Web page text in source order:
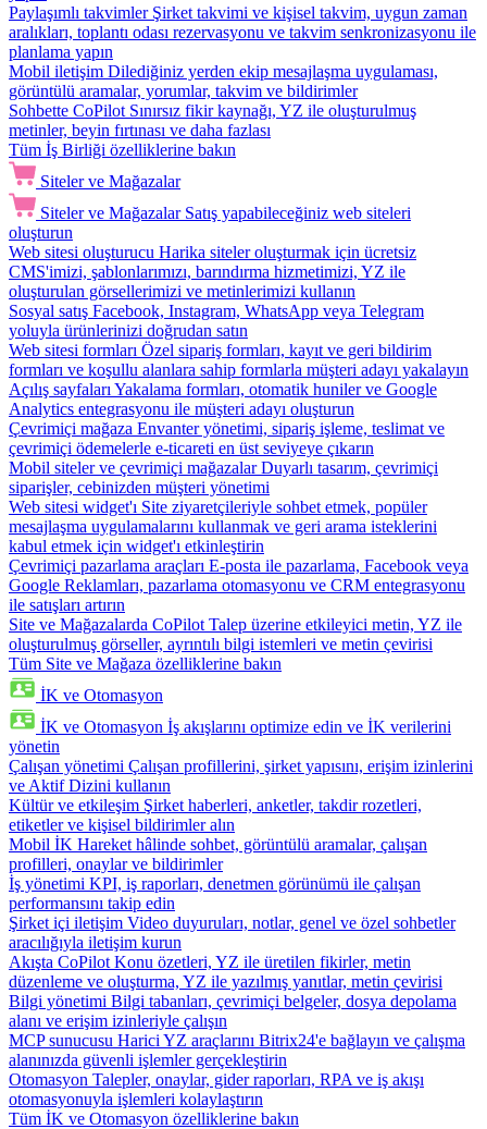
Paylaşımlı takvimler Şirket takvimi ve kişisel takvim, uygun zaman
aralıkları, toplantı odası rezervasyonu ve takvim senkronizasyonu ile
planlama yapın
Mobil iletişim Dilediğiniz yerden ekip mesajlaşma uygulaması,
görüntülü aramalar, yorumlar, takvim ve bildirimler
Sohbette CoPilot Sınırsız fikir kaynağı, YZ ile oluşturulmuş
metinler, beyin fırtınası ve daha fazlası
Tüm İş Birliği özelliklerine bakın
Siteler ve Mağazalar
Siteler ve Mağazalar Satış yapabileceğiniz web siteleri
oluşturun
Web sitesi oluşturucu Harika siteler oluşturmak için ücretsiz
CMS'imizi, şablonlarımızı, barındırma hizmetimizi, YZ ile
oluşturulan görsellerimizi ve metinlerimizi kullanın
Sosyal satış Facebook, Instagram, WhatsApp veya Telegram
yoluyla ürünlerinizi doğrudan satın
Web sitesi formları Özel sipariş formları, kayıt ve geri bildirim
formları ve koşullu alanlara sahip formlarla müşteri adayı yakalayın
Açılış sayfaları Yakalama formları, otomatik huniler ve Google
Analytics entegrasyonu ile müşteri adayı oluşturun
Çevrimiçi mağaza Envanter yönetimi, sipariş işleme, teslimat ve
çevrimiçi ödemelerle e-ticareti en üst seviyeye çıkarın
Mobil siteler ve çevrimiçi mağazalar Duyarlı tasarım, çevrimiçi
siparişler, cebinizden müşteri yönetimi
Web sitesi widget'ı Site ziyaretçileriyle sohbet etmek, popüler
mesajlaşma uygulamalarını kullanmak ve geri arama isteklerini
kabul etmek için widget'ı etkinleştirin
Çevrimiçi pazarlama araçları E-posta ile pazarlama, Facebook veya
Google Reklamları, pazarlama otomasyonu ve CRM entegrasyonu
ile satışları artırın
Site ve Mağazalarda CoPilot Talep üzerine etkileyici metin, YZ ile
oluşturulmuş görseller, ayrıntılı bilgi istemleri ve metin çevirisi
Tüm Site ve Mağaza özelliklerine bakın
İK ve Otomasyon
İK ve Otomasyon İş akışlarını optimize edin ve İK verilerini
yönetin
Çalışan yönetimi Çalışan profillerini, şirket yapısını, erişim izinlerini
ve Aktif Dizini kullanın
Kültür ve etkileşim Şirket haberleri, anketler, takdir rozetleri,
etiketler ve kişisel bildirimler alın
Mobil İK Hareket hâlinde sohbet, görüntülü aramalar, çalışan
profilleri, onaylar ve bildirimler
İş yönetimi KPI, iş raporları, denetmen görünümü ile çalışan
performansını takip edin
Şirket içi iletişim Video duyuruları, notlar, genel ve özel sohbetler
aracılığıyla iletişim kurun
Akışta CoPilot Konu özetleri, YZ ile üretilen fikirler, metin
düzenleme ve oluşturma, YZ ile yazılmış yanıtlar, metin çevirisi
Bilgi yönetimi Bilgi tabanları, çevrimiçi belgeler, dosya depolama
alanı ve erişim izinleriyle çalışın
MCP sunucusu Harici YZ araçlarını Bitrix24'e bağlayın ve çalışma
alanınızda güvenli işlemler gerçekleştirin
Otomasyon Talepler, onaylar, gider raporları, RPA ve iş akışı
otomasyonuyla işlemleri kolaylaştırın
Tüm İK ve Otomasyon özelliklerine bakın